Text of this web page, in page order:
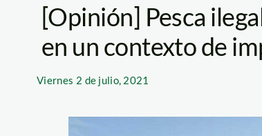
[Opinión] Pesca
en un contexto de
Viernes 2 de julio, 2021